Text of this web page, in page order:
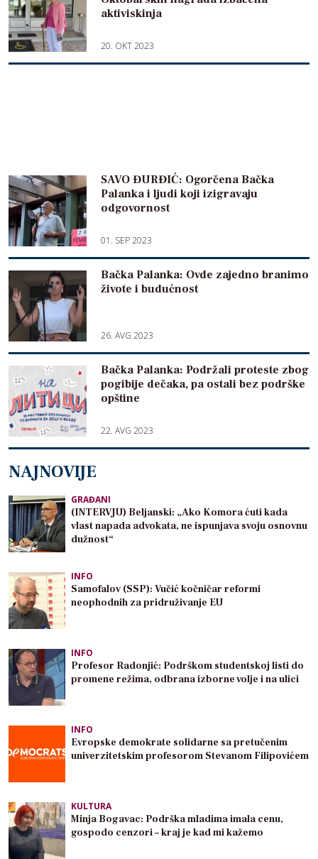
aktiviskinja
20. OKT 2023
SAVO ĐURĐIĆ: Ogorčena Bačka
Palanka i ljudi koji izigravaju
odgovornost
01. SEP 2023
Bačka Palanka: Ovde zajedno branimo
živote i budućnost
26. AVG 2023
Bačka Palanka: Podržali proteste zbog
pogibije dečaka, pa ostali bez podrške
opštine
22. AVG 2023
NAJNOVIJE
GRAĐANI
(INTERVJU) Beljanski: „Ako Komora ćuti kada
vlast napada advokata, ne ispunjava svoju osnovnu
dužnost“
INFO
Samofalov (SSP): Vučić kočničar reformi
neophodnih za pridruživanje EU
INFO
Profesor Radonjić: Podrškom studentskoj listi do
promene režima, odbrana izborne volje i na ulici
INFO
Evropske demokrate solidarne sa pretučenim
univerzitetskim profesorom Stevanom Filipovićem
KULTURA
Minja Bogavac: Podrška mladima imala cenu,
gospodo cenzori – kraj je kad mi kažemo